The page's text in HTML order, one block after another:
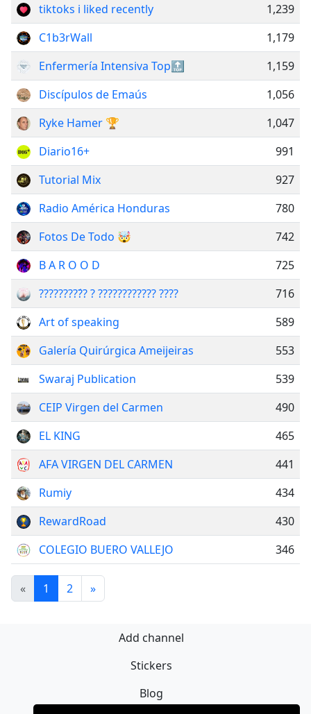
tiktoks i liked recently
1,239
C1b3rWall
1,179
Enfermería Intensiva Top🔝
1,159
Discípulos de Emaús
1,056
Ryke Hamer 🏆
1,047
Diario16+
991
Tutorial Mix
927
Radio América Honduras
780
Fotos De Todo 🤯
742
B A R O O D
725
?????????́? ? ???????????? ????
716
Art of speaking
589
Galería Quirúrgica Ameijeiras
553
Swaraj Publication
539
CEIP Virgen del Carmen
490
EL KING
465
AFA VIRGEN DEL CARMEN
441
Rumiy
434
RewardRoad
430
COLEGIO BUERO VALLEJO
346
« 1 2 »
Add channel
Stickers
Blog